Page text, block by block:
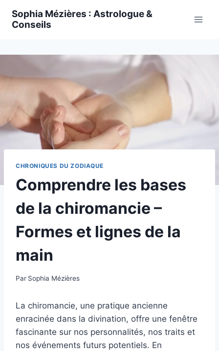
Sophia Mézières : Astrologue &
Conseils
CHRONIQUES DU ZODIAQUE
Comprendre les bases
de la chiromancie –
Formes et lignes de la
main
Par Sophia Mézières
La chiromancie, une pratique ancienne
enracinée dans la divination, offre une fenêtre
fascinante sur nos personnalités, nos traits et
nos événements futurs potentiels. En